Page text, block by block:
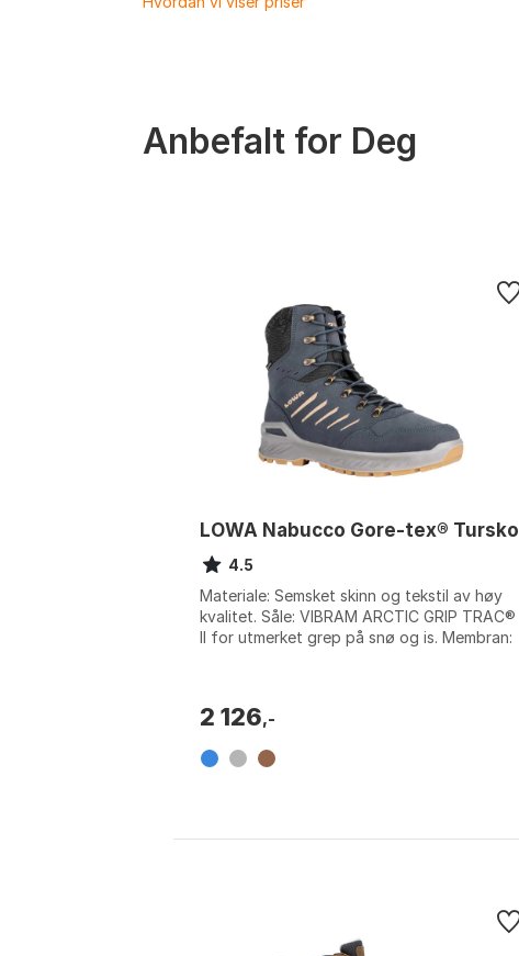
Anbefalt for Deg
LOWA Nabucco Gore-tex® Tursko
4.5
Materiale: Semsket skinn og tekstil av høy
kvalitet. Såle: VIBRAM ARCTIC GRIP TRAC®
II for utmerket grep på snø og is. Membran:
2 126,-